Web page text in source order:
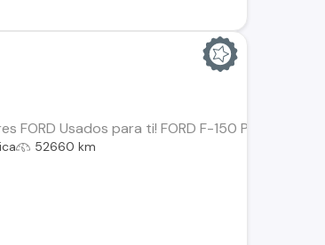
FORD Usados para ti! FORD F-150 Platinum
52660 km